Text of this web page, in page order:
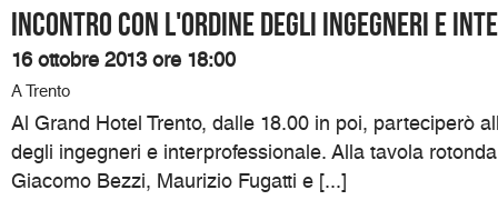
Incontro con l'ordine degli ingegneri e
16 ottobre 2013 ore 18:00
A Trento
Al Grand Hotel Trento, dalle 18.00 in poi, parteciperò
degli ingegneri e interprofessionale. Alla tavola
Giacomo Bezzi, Maurizio Fugatti e [...]